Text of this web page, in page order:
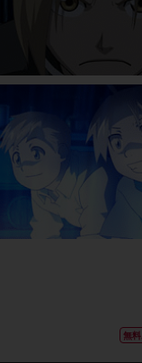
無料